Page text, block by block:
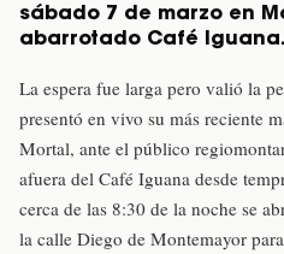
sábado 7 de marzo en
abarrotado Café Iguana.
La espera fue larga pero valió la
presentó en vivo su más reciente
Mortal, ante el público
afuera del Café Iguana desde
cerca de las 8:30 de la noche se
la calle Diego de Montemayor